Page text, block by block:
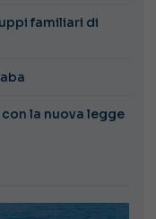
familiari di
la nuova legge